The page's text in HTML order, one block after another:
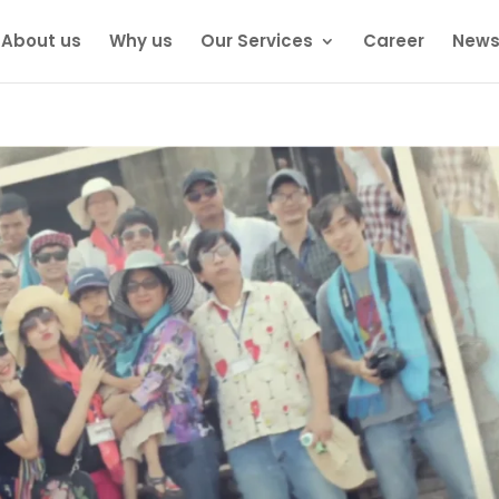
About us Why us Our Services Career